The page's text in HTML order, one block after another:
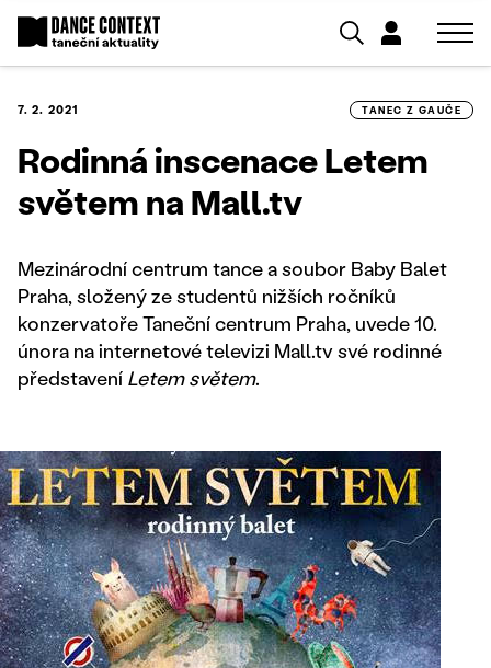
7. 2. 2021 TANEC Z GAUČE
Rodinná inscenace Letem
světem na Mall.tv
Mezinárodní centrum tance a soubor Baby Balet
Praha, složený ze studentů nižších ročníků
konzervatoře Taneční centrum Praha, uvede 10.
února na internetové televizi Mall.tv své rodinné
představení Letem světem.